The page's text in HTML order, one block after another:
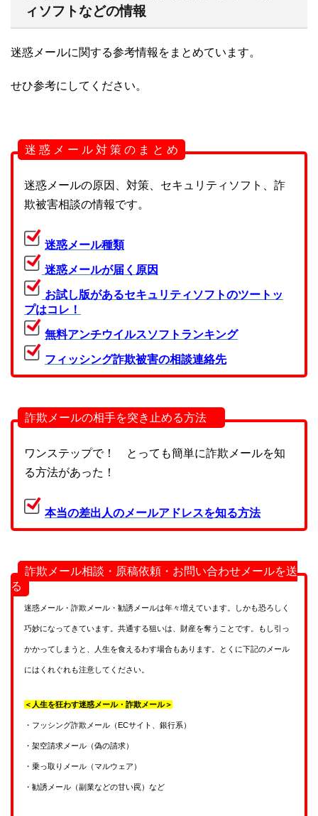
ィソフトなどの情報
迷惑メールに関する参考情報をまとめています。
せひ参考にしてください。
迷 惑 メ ー ル 対 策 の ま と め
迷惑メールの原因、対策、セキュリティソフト、詐
欺被害相談の情報です。
迷惑メール種類
迷惑メールが届く原因
お試し版があるセキュリティソフトのツートッ
プはコレ！
無料アンチウイルスソフトランキング
フィッシング詐欺被害の相談連絡先
詐欺メールの相手を突き止める方法
ワンステップで！ とっても簡単に詐欺メールを知
る方法があった！
本当の差出人のメールアドレスを知る方法
詐欺メール相談・原稿依頼・お問い合わせメールを送
る
迷惑メール・詐欺メール・勧誘メールは年々増えています。しかも恐ろしく
巧妙になってきています。共通する狙いは、財産を奪うことです。もし引っ
かかってしまうと、人生を食えるわす場合もあります。とくに下記のメール
にはくれぐれも注意してください。
＜人生を狂わす迷惑メール・詐欺メール＞
・フッシング詐欺メール（ECサイト、銀行系）
・架空請求メール（偽の請求）
・乗っ取りメール（マルウェア）
・勧誘メール（副業などの甘い罠）など